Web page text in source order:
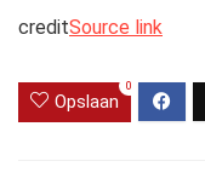
creditSource link
Opslaan
0